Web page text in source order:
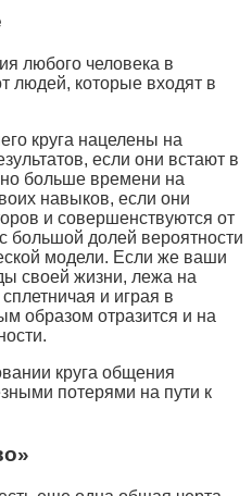
любого человека в
людей, которые входят в
круга нацелены на
если они встают в
больше времени на
навыков, если они
и совершенствуются от
большой долей вероятности
модели. Если же ваши
своей жизни, лежа на
и играя в
образом отразится и на
круга общения
потерями на пути к